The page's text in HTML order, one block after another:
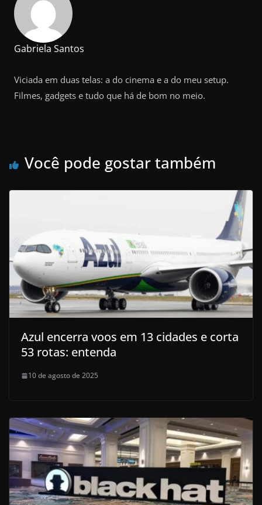
Gabriela Santos
Viciada em duas telas: a do cinema e a do meu setup.
Filmes, gadgets e tudo que há de bom no meio.
Você pode gostar também
Azul encerra voos em 13 cidades e corta
53 rotas: entenda
10 de agosto de 2025